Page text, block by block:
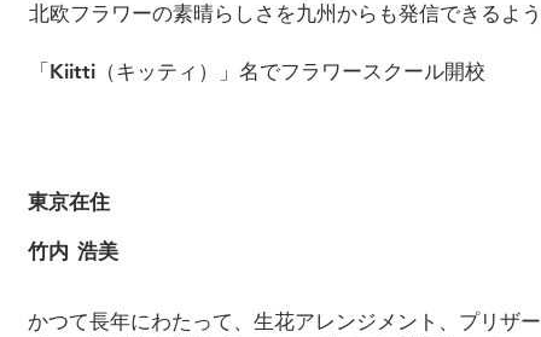
北欧フラワーの素晴らしさを九州からも発信できるよ
「Kiitti（キッティ）」名でフラワースクール開校
東京在住
竹内 浩美
かつて長年にわたって、生花アレンジメント、プリザ